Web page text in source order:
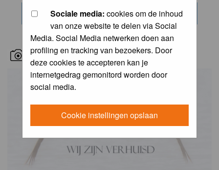
Sociale media: cookies om de inhoud
van onze website te delen via Social
Media. Social Media netwerken doen aan
profiling en tracking van bezoekers. Door
deze cookies te accepteren kan je
internetgedrag gemonitord worden door
social media.
Cookie instellingen opslaan
RECENT BIRD PICS